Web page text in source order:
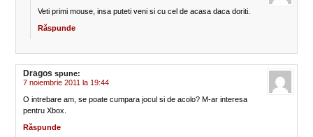
Veti primi mouse, insa puteti veni si cu cel de acasa daca doriti.
Răspunde
Dragos spune:
7 noiembrie 2011 la 19:44
O intrebare am, se poate cumpara jocul si de acolo? M-ar interesa
pentru Xbox.
Răspunde